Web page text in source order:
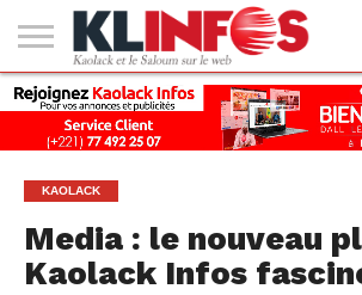
#2
(PAS
DE
TITRE)
KAOLACK
POLITIQUE
ECONOMIE
SOCIÉTÉ
CULTURE
PEOPLE
SPORT
SANTÉ
AFRIQUE
INTERNATIONAL
EMPLOI &
FORMATION
KAOLACK
Media : le nouveau
Kaolack Infos